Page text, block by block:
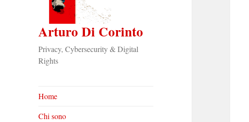
Arturo Di Corinto
Privacy, Cybersecurity & Digital
Rights
Home
Chi sono